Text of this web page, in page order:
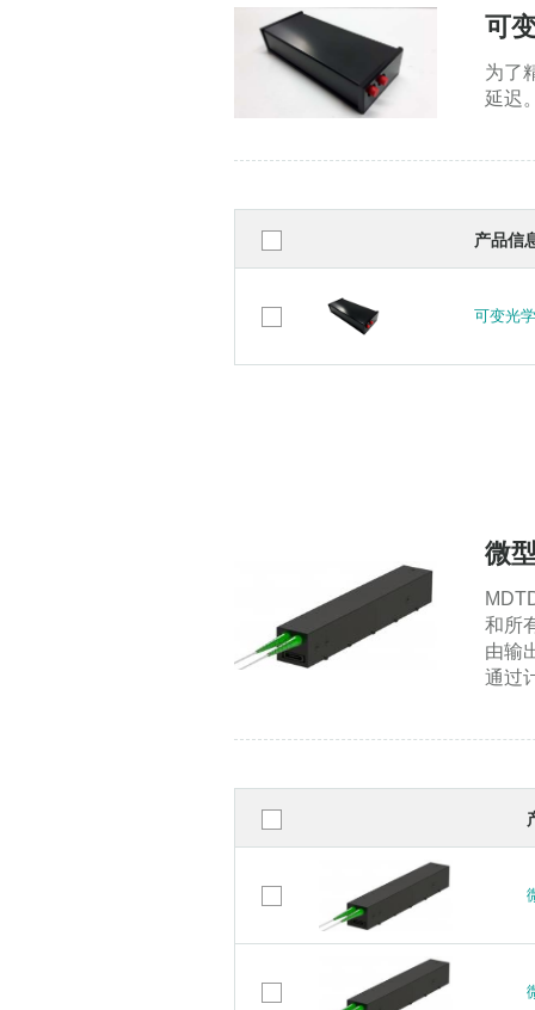
可
为了
延迟
产品信
可变光
可变光
微
和所
由输
通过